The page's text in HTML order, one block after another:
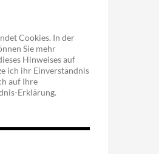
Cookies. In der
Sie mehr
Hinweises auf
ich ihr Einverständnis
auf Ihre
Erklärung.